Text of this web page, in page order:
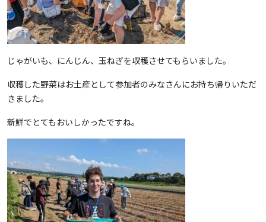
じゃがいも、にんじん、玉ねぎを収穫させてもらいました。
収穫した野菜はお土産として参加者のみなさんにお持ち帰りいただ
きました。
新鮮でとてもおいしかったですね。